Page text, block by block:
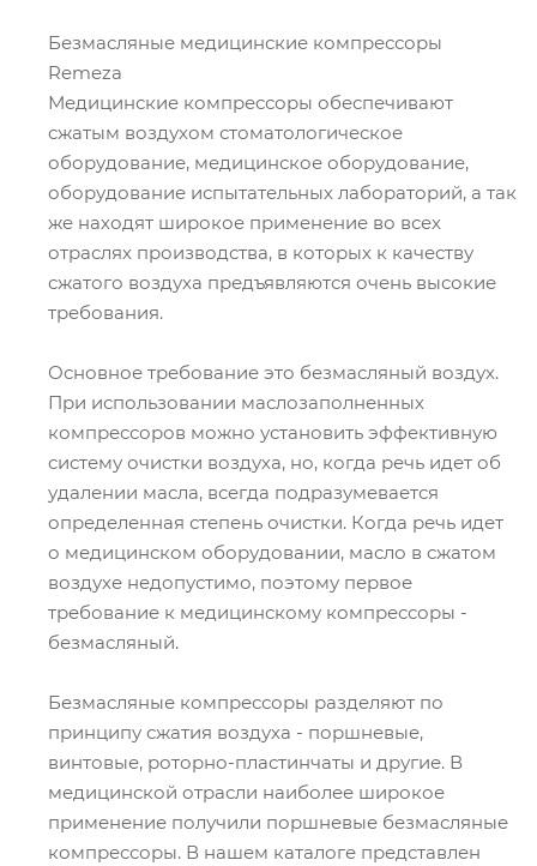
Безмасляные медицинские компрессоры
Remeza
Медицинские компрессоры обеспечивают
сжатым воздухом стоматологическое
оборудование, медицинское оборудование,
оборудование испытательных лабораторий, а так
же находят широкое применение во всех
отраслях производства, в которых к качеству
сжатого воздуха предъявляются очень высокие
требования.
Основное требование это безмасляный воздух.
При использовании маслозаполненных
компрессоров можно установить эффективную
систему очистки воздуха, но, когда речь идет об
удалении масла, всегда подразумевается
определенная степень очистки. Когда речь идет
о медицинском оборудовании, масло в сжатом
воздухе недопустимо, поэтому первое
требование к медицинскому компрессоры -
безмасляный.
Безмасляные компрессоры разделяют по
принципу сжатия воздуха - поршневые,
винтовые, роторно-пластинчаты и другие. В
медицинской отрасли наиболее широкое
применение получили поршневые безмасляные
компрессоры. В нашем каталоге представлен